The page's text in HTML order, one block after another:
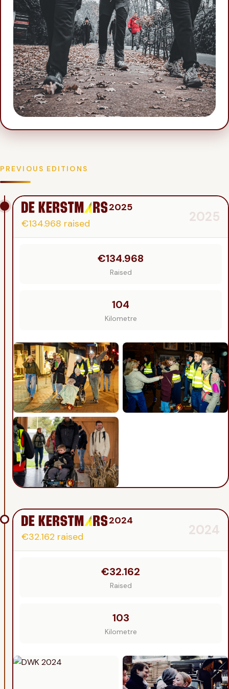
PREVIOUS EDITIONS
2025
€134.968 raised 2025
€134.968
Raised
104
Kilometre
2024
€32.162 raised 2024
€32.162
Raised
103
Kilometre